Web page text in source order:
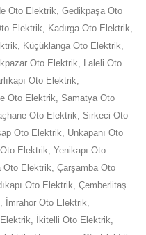
Oto Elektrik, Gedikpaşa Oto
Elektrik, Kadırga Oto Elektrik,
Küçüklanga Oto Elektrik,
Oto Elektrik, Laleli Oto
Oto Elektrik,
Oto Elektrik, Samatya Oto
Oto Elektrik, Sirkeci Oto
Oto Elektrik, Unkapanı Oto
Elektrik, Yenikapı Oto
Elektrik, Çarşamba Oto
Oto Elektrik, Çemberlitaş
İmrahor Oto Elektrik,
İkitelli Oto Elektrik,